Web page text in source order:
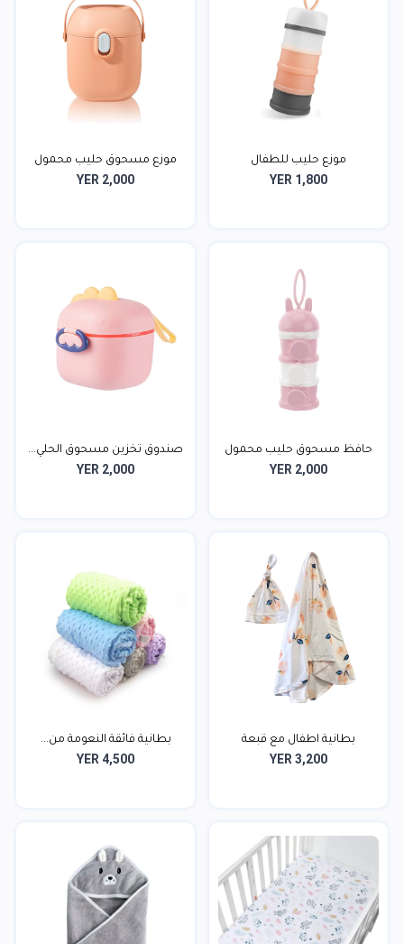
موزع حليب للطفال
YER 1,800
موزع مسحوق حليب محمول
YER 2,000
حافظ مسحوق حليب محمول
YER 2,000
صندوق تخزين مسحوق الحلي...
YER 2,000
بطانية اطفال مع قبعة
YER 3,200
بطانية فائقة النعومة من...
YER 4,500